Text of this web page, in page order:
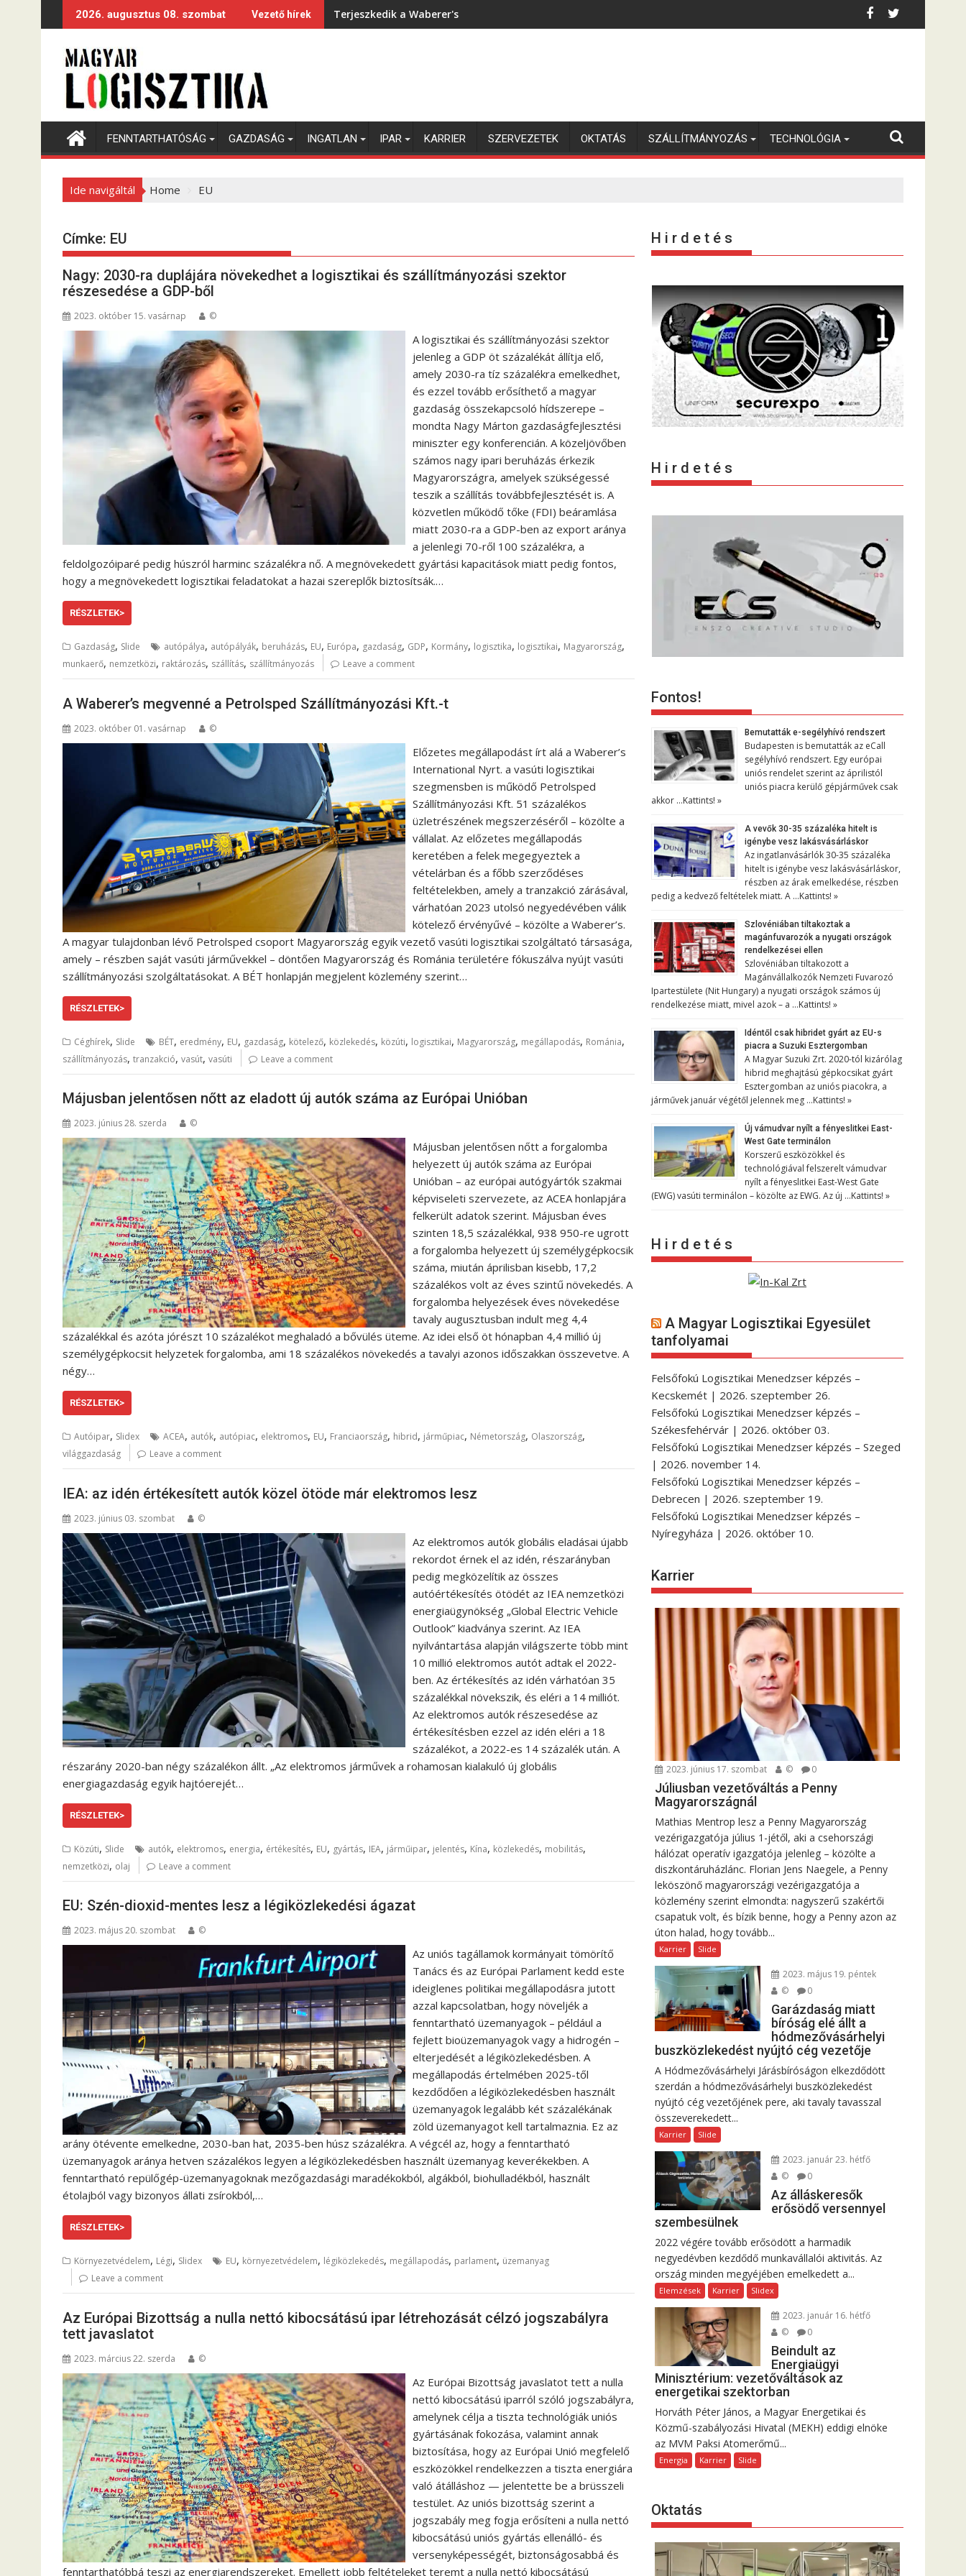
k
2026. augusztus 08. szombat Vezető hírek Terjeszkedik a Waberer's
FENNTARTHATÓSÁG GAZDASÁG INGATLAN IPAR KARRIER SZERVEZETEK OKTATÁS SZÁLLÍTMÁNYOZÁS TECHNOLÓGIA
Ide navigáltál Home EU
Címke: EU
Nagy: 2030-ra duplájára növekedhet a logisztikai és szállítmányozási szektor
részesedése a GDP-ből
2023. október 15. vasárnap ©
A logisztikai és szállítmányozási szektor
jelenleg a GDP öt százalékát állítja elő,
amely 2030-ra tíz százalékra emelkedhet,
és ezzel tovább erősíthető a magyar
gazdaság összekapcsoló hídszerepe –
mondta Nagy Márton gazdaságfejlesztési
miniszter egy konferencián. A közeljövőben
számos nagy ipari beruházás érkezik
Magyarországra, amelyek szükségessé
teszik a szállítás továbbfejlesztését is. A
közvetlen működő tőke (FDI) beáramlása
miatt 2030-ra a GDP-ben az export aránya
a jelenlegi 70-ről 100 százalékra, a
feldolgozóiparé pedig húszról harminc százalékra nő. A megnövekedett gyártási kapacitások miatt pedig fontos,
hogy a megnövekedett logisztikai feladatokat a hazai szereplők biztosítsák.…
RÉSZLETEK>
Gazdaság, Slide autópálya, autópályák, beruházás, EU, Európa, gazdaság, GDP, Kormány, logisztika, logisztikai, Magyarország,
munkaerő, nemzetközi, raktározás, szállítás, szállítmányozás Leave a comment
A Waberer’s megvenné a Petrolsped Szállítmányozási Kft.-t
2023. október 01. vasárnap ©
Előzetes megállapodást írt alá a Waberer’s
International Nyrt. a vasúti logisztikai
szegmensben is működő Petrolsped
Szállítmányozási Kft. 51 százalékos
üzletrészének megszerzéséről – közölte a
vállalat. Az előzetes megállapodás
keretében a felek megegyeztek a
vételárban és a főbb szerződéses
feltételekben, amely a tranzakció zárásával,
várhatóan 2023 utolsó negyedévében válik
kötelező érvényűvé – közölte a Waberer’s.
A magyar tulajdonban lévő Petrolsped csoport Magyarország egyik vezető vasúti logisztikai szolgáltató társasága,
amely – részben saját vasúti járművekkel – döntően Magyarország és Románia területére fókuszálva nyújt vasúti
szállítmányozási szolgáltatásokat. A BÉT honlapján megjelent közlemény szerint…
RÉSZLETEK>
Céghírek, Slide BÉT, eredmény, EU, gazdaság, kötelező, közlekedés, közúti, logisztikai, Magyarország, megállapodás, Románia,
szállítmányozás, tranzakció, vasút, vasúti Leave a comment
Májusban jelentősen nőtt az eladott új autók száma az Európai Unióban
2023. június 28. szerda ©
Májusban jelentősen nőtt a forgalomba
helyezett új autók száma az Európai
Unióban – az európai autógyártók szakmai
képviseleti szervezete, az ACEA honlapjára
felkerült adatok szerint. Májusban éves
szinten 18,5 százalékkal, 938 950-re ugrott
a forgalomba helyezett új személygépkocsik
száma, miután áprilisban kisebb, 17,2
százalékos volt az éves szintű növekedés. A
forgalomba helyezések éves növekedése
tavaly augusztusban indult meg 4,4
százalékkal és azóta jórészt 10 százalékot meghaladó a bővülés üteme. Az idei első öt hónapban 4,4 millió új
személygépkocsit helyzetek forgalomba, ami 18 százalékos növekedés a tavalyi azonos időszakkan összevetve. A
négy…
RÉSZLETEK>
Autóipar, Slidex ACEA, autók, autópiac, elektromos, EU, Franciaország, hibrid, járműpiac, Németország, Olaszország,
világgazdaság Leave a comment
IEA: az idén értékesített autók közel ötöde már elektromos lesz
2023. június 03. szombat ©
Az elektromos autók globális eladásai újabb
rekordot érnek el az idén, részarányban
pedig megközelítik az összes
autóértékesítés ötödét az IEA nemzetközi
energiaügynökség „Global Electric Vehicle
Outlook” kiadványa szerint. Az IEA
nyilvántartása alapján világszerte több mint
10 millió elektromos autót adtak el 2022-
ben. Az értékesítés az idén várhatóan 35
százalékkal növekszik, és eléri a 14 milliót.
Az elektromos autók részesedése az
értékesítésben ezzel az idén eléri a 18
százalékot, a 2022-es 14 százalék után. A
részarány 2020-ban négy százalékon állt. „Az elektromos járművek a rohamosan kialakuló új globális
energiagazdaság egyik hajtóerejét…
RÉSZLETEK>
Közúti, Slide autók, elektromos, energia, értékesítés, EU, gyártás, IEA, járműipar, jelentés, Kína, közlekedés, mobilitás,
nemzetközi, olaj Leave a comment
EU: Szén-dioxid-mentes lesz a légiközlekedési ágazat
2023. május 20. szombat ©
Az uniós tagállamok kormányait tömörítő
Tanács és az Európai Parlament kedd este
ideiglenes politikai megállapodásra jutott
azzal kapcsolatban, hogy növeljék a
fenntartható üzemanyagok – például a
fejlett bioüzemanyagok vagy a hidrogén –
elterjedését a légiközlekedésben. A
megállapodás értelmében 2025-től
kezdődően a légiközlekedésben használt
üzemanyagok legalább két százalékának
zöld üzemanyagot kell tartalmaznia. Ez az
arány ötévente emelkedne, 2030-ban hat, 2035-ben húsz százalékra. A végcél az, hogy a fenntartható
üzemanyagok aránya hetven százalékos legyen a légiközlekedésben használt üzemanyag keverékekben. A
fenntartható repülőgép-üzemanyagoknak mezőgazdasági maradékokból, algákból, biohulladékból, használt
étolajból vagy bizonyos állati zsírokból,…
RÉSZLETEK>
Környezetvédelem, Légi, Slidex EU, környezetvédelem, légiközlekedés, megállapodás, parlament, üzemanyag
Leave a comment
Az Európai Bizottság a nulla nettó kibocsátású ipar létrehozását célzó jogszabályra
tett javaslatot
2023. március 22. szerda ©
Az Európai Bizottság javaslatot tett a nulla
nettó kibocsátású iparról szóló jogszabályra,
amelynek célja a tiszta technológiák uniós
gyártásának fokozása, valamint annak
biztosítása, hogy az Európai Unió megfelelő
eszközökkel rendelkezzen a tiszta energiára
való átálláshoz — jelentette be a brüsszeli
testület. Az uniós bizottság szerint a
jogszabály meg fogja erősíteni a nulla nettó
kibocsátású uniós gyártás ellenálló- és
versenyképességét, biztonságosabbá és
fenntarthatóbbá teszi az energiarendszereket. Emellett jobb feltételeket teremt a nulla nettó kibocsátású
H i r d e t é s
H i r d e t é s
Fontos!
Bemutatták e-segélyhívó rendszert
Budapesten is bemutatták az eCall
segélyhívó rendszert. Egy európai
uniós rendelet szerint az áprilistól
uniós piacra kerülő gépjárművek csak
akkor …Kattints! »
A vevők 30-35 százaléka hitelt is
igénybe vesz lakásvásárláskor
Az ingatlanvásárlók 30-35 százaléka
hitelt is igénybe vesz lakásvásárláskor,
részben az árak emelkedése, részben
pedig a kedvező feltételek miatt. A …Kattints! »
Szlovéniában tiltakoztak a
magánfuvarozók a nyugati országok
rendelkezései ellen
Szlovéniában tiltakozott a
Magánvállalkozók Nemzeti Fuvarozó
Ipartestülete (Nit Hungary) a nyugati országok számos új
rendelkezése miatt, mivel azok – a …Kattints! »
Idéntől csak hibridet gyárt az EU-s
piacra a Suzuki Esztergomban
A Magyar Suzuki Zrt. 2020-tól kizárólag
hibrid meghajtású gépkocsikat gyárt
Esztergomban az uniós piacokra, a
járművek január végétől jelennek meg …Kattints! »
Új vámudvar nyílt a fényeslitkei East-
West Gate terminálon
Korszerű eszközökkel és
technológiával felszerelt vámudvar
nyílt a fényeslitkei East-West Gate
(EWG) vasúti terminálon – közölte az EWG. Az új …Kattints! »
H i r d e t é s
A Magyar Logisztikai Egyesület
tanfolyamai
Felsőfokú Logisztikai Menedzser képzés –
Kecskemét | 2026. szeptember 26.
Felsőfokú Logisztikai Menedzser képzés –
Székesfehérvár | 2026. október 03.
Felsőfokú Logisztikai Menedzser képzés – Szeged
| 2026. november 14.
Felsőfokú Logisztikai Menedzser képzés –
Debrecen | 2026. szeptember 19.
Felsőfokú Logisztikai Menedzser képzés –
Nyíregyháza | 2026. október 10.
Karrier
2023. június 17. szombat © 0
Júliusban vezetőváltás a Penny
Magyarországnál
Mathias Mentrop lesz a Penny Magyarország
vezérigazgatója július 1-jétől, aki a csehországi
hálózat operatív igazgatója jelenleg – közölte a
diszkontáruházlánc. Florian Jens Naegele, a Penny
leköszönő magyarországi vezérigazgatója a
közlemény szerint elmondta: nagyszerű szakértői
csapatuk volt, és bízik benne, hogy a Penny azon az
úton halad, hogy tovább...
Karrier Slide
2023. május 19. péntek
©
0
Garázdaság miatt
bíróság elé állt a
hódmezővásárhelyi
buszközlekedést nyújtó cég vezetője
A Hódmezővásárhelyi Járásbíróságon elkezdődött
szerdán a hódmezővásárhelyi buszközlekedést
nyújtó cég vezetőjének pere, aki tavaly tavasszal
összeverekedett...
Karrier Slide
2023. január 23. hétfő
©
0
Az álláskeresők
erősödő versennyel
szembesülnek
2022 végére tovább erősödött a harmadik
negyedévben kezdődő munkavállalói aktivitás. Az
ország minden megyéjében emelkedett a...
Elemzések Karrier Slidex
2023. január 16. hétfő
©
0
Beindult az
Energiaügyi
Minisztérium: vezetőváltások az
energetikai szektorban
Horváth Péter János, a Magyar Energetikai és
Közmű-szabályozási Hivatal (MEKH) eddigi elnöke
az MVM Paksi Atomerőmű...
Energia Karrier Slide
Oktatás